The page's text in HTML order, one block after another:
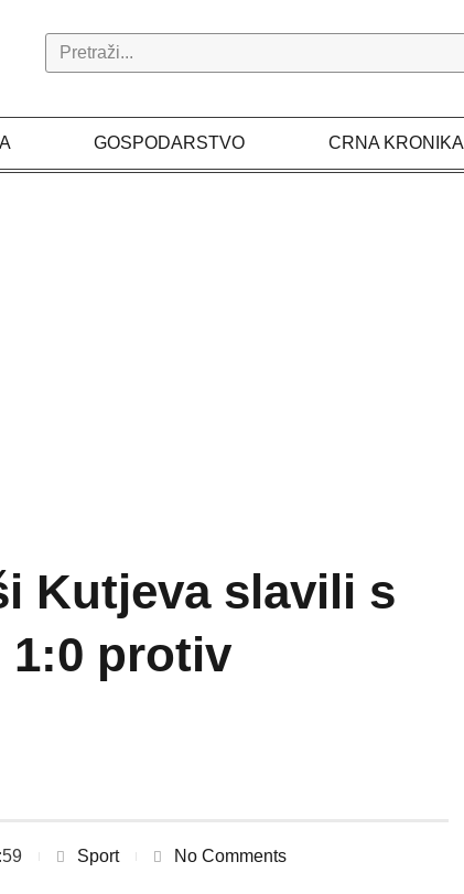
Search
GOSPODARSTVO CRNA KRONIKA
Kutjeva slavili s
1:0 protiv
Sport No Comments